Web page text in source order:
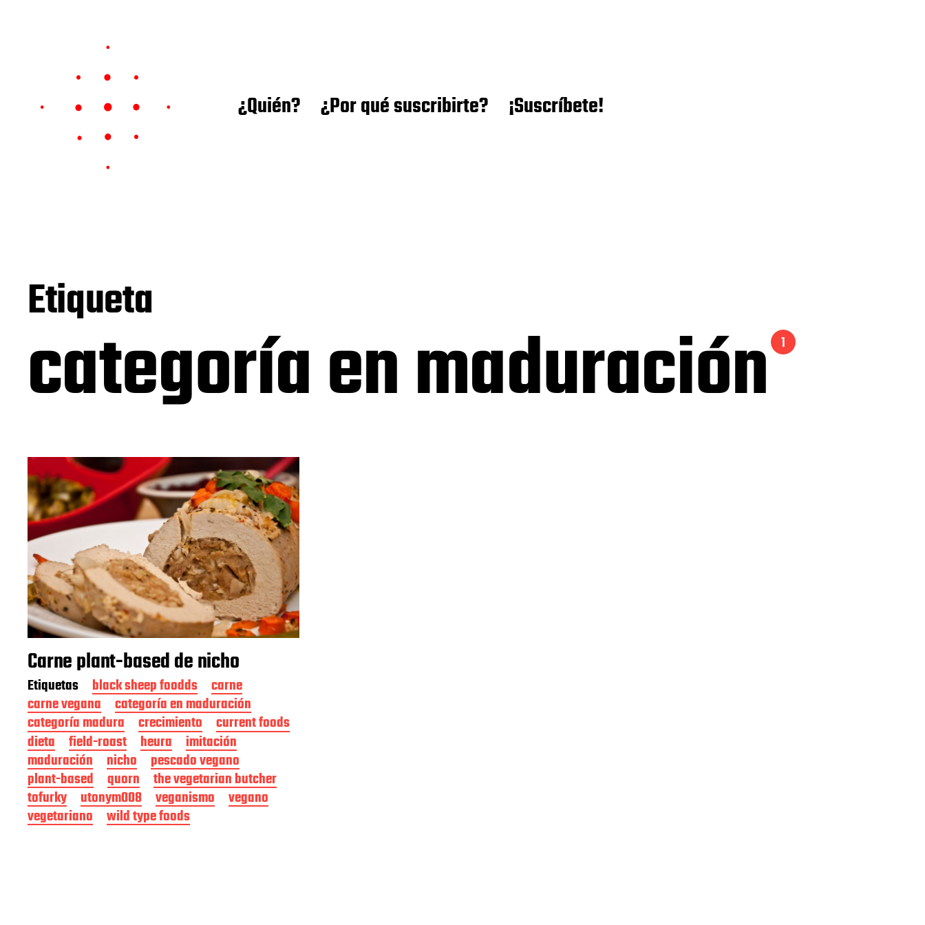
¿Quién? ¿Por qué suscribirte? ¡Suscríbete!
Etiqueta
categoría en maduración1
Carne plant-based de nicho
Etiquetas black sheep foodds
carne
carne vegana
categoría en maduración
categoría madura
crecimiento
current foods
dieta
field-roast heura
imitación
maduración
nicho
pescado vegano
plant-based
quorn
the vegetarian butcher
tofurky
utonym008 veganismo
vegano
vegetariano
wild type foods